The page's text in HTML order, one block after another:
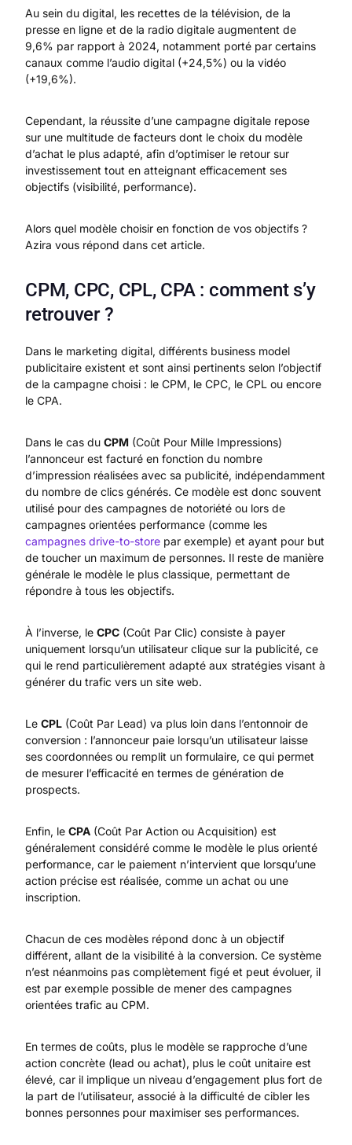
Au sein du digital, les recettes de la télévision, de la
presse en ligne et de la radio digitale augmentent de
9,6% par rapport à 2024, notamment porté par certains
canaux comme l’audio digital (+24,5%) ou la vidéo
(+19,6%).
Cependant, la réussite d’une campagne digitale repose
sur une multitude de facteurs dont le choix du modèle
d’achat le plus adapté, afin d’optimiser le retour sur
investissement tout en atteignant efficacement ses
objectifs (visibilité, performance).
Alors quel modèle choisir en fonction de vos objectifs ?
Azira vous répond dans cet article.
CPM, CPC, CPL, CPA : comment s’y
retrouver ?
Dans le marketing digital, différents business model
publicitaire existent et sont ainsi pertinents selon l’objectif
de la campagne choisi : le CPM, le CPC, le CPL ou encore
le CPA.
Dans le cas du CPM (Coût Pour Mille Impressions)
l’annonceur est facturé en fonction du nombre
d’impression réalisées avec sa publicité, indépendamment
du nombre de clics générés. Ce modèle est donc souvent
utilisé pour des campagnes de notoriété ou lors de
campagnes orientées performance (comme les
campagnes drive-to-store par exemple) et ayant pour but
de toucher un maximum de personnes. Il reste de manière
générale le modèle le plus classique, permettant de
répondre à tous les objectifs.
À l’inverse, le CPC (Coût Par Clic) consiste à payer
uniquement lorsqu’un utilisateur clique sur la publicité, ce
qui le rend particulièrement adapté aux stratégies visant à
générer du trafic vers un site web.
Le CPL (Coût Par Lead) va plus loin dans l’entonnoir de
conversion : l’annonceur paie lorsqu’un utilisateur laisse
ses coordonnées ou remplit un formulaire, ce qui permet
de mesurer l’efficacité en termes de génération de
prospects.
Enfin, le CPA (Coût Par Action ou Acquisition) est
généralement considéré comme le modèle le plus orienté
performance, car le paiement n’intervient que lorsqu’une
action précise est réalisée, comme un achat ou une
inscription.
Chacun de ces modèles répond donc à un objectif
différent, allant de la visibilité à la conversion. Ce système
n’est néanmoins pas complètement figé et peut évoluer, il
est par exemple possible de mener des campagnes
orientées trafic au CPM.
En termes de coûts, plus le modèle se rapproche d’une
action concrète (lead ou achat), plus le coût unitaire est
élevé, car il implique un niveau d’engagement plus fort de
la part de l’utilisateur, associé à la difficulté de cibler les
bonnes personnes pour maximiser ses performances.